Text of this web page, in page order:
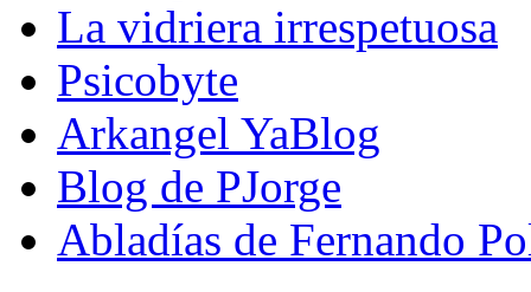
La vidriera irrespetuosa
Psicobyte
Arkangel YaBlog
Blog de PJorge
Abladías de Fernando